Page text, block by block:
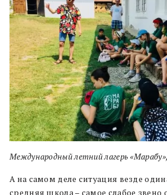
Международный летний лагерь
А на самом деле ситуация везде
средняя школа – самое слабое звено